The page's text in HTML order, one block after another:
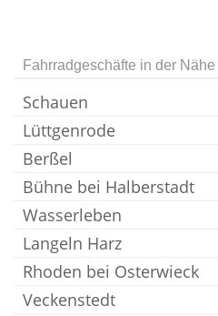
Fahrradgeschäfte in der Nähe
Schauen
Lüttgenrode
Berßel
Bühne bei Halberstadt
Wasserleben
Langeln Harz
Rhoden bei Osterwieck
Veckenstedt